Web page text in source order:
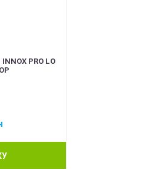
PRO LO